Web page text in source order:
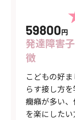
59800円
発達障害
徴
こどもの好
らす接し方を
癇癪が多い
を楽にしたい